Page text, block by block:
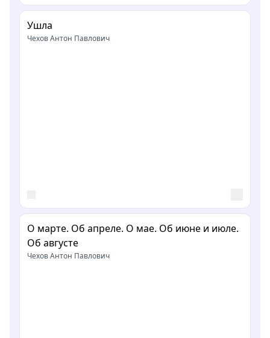
Ушла
Чехов Антон Павлович
О марте. Об апреле. О мае. Об июне и июле.
Об августе
Чехов Антон Павлович